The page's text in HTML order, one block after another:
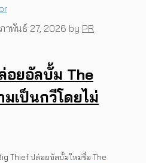
อยอัลบั้ม The
เป็นกวีโดยไม่
าพันธ์ 27, 2026 by PR
Thief ปล่อยอัลบั้มใหม่ชื่อ The